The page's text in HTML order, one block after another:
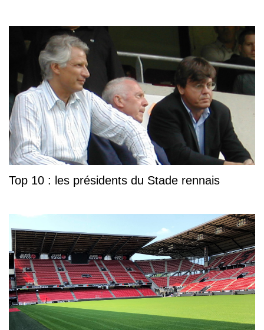
Top 10 : les présidents du Stade rennais